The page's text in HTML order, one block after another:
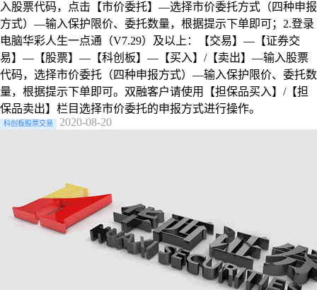
入股票代码，点击【市价委托】—选择市价委托方式（四种申报
方式）—输入保护限价、委托数量，根据提示下单即可；2.登录
电脑华彩人生一点通（V7.29）及以上：【交易】—【证券交
易】—【股票】—【科创板】—【买入】/【卖出】—输入股票
代码，选择市价委托（四种申报方式）—输入保护限价、委托数
量，根据提示下单即可。双融客户请使用【担保品买入】/【担
保品卖出】栏目选择市价委托的申报方式进行操作。
科创板股票交易 2020-08-20